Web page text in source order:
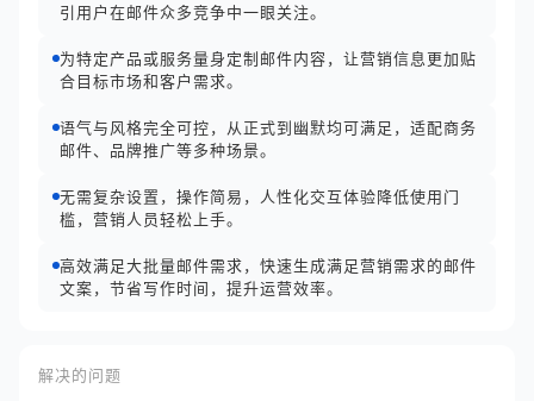
引用户在邮件众多竞争中一眼关注。
为特定产品或服务量身定制邮件内容，让营销信息更加贴
合目标市场和客户需求。
语气与风格完全可控，从正式到幽默均可满足，适配商务
邮件、品牌推广等多种场景。
无需复杂设置，操作简易，人性化交互体验降低使用门
槛，营销人员轻松上手。
高效满足大批量邮件需求，快速生成满足营销需求的邮件
文案，节省写作时间，提升运营效率。
解决的问题